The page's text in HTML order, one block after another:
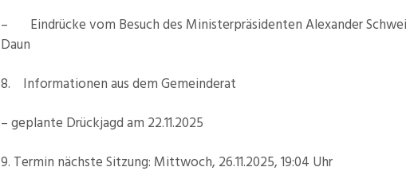
– Eindrücke vom Besuch des Ministerpräsidenten Alexander
Daun
8. Informationen aus dem Gemeinderat
– geplante Drückjagd am 22.11.2025
9. Termin nächste Sitzung: Mittwoch, 26.11.2025, 19:04 Uhr